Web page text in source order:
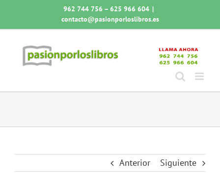
contenido
962 744 756 – 625 966 604 |
contacto@pasionporloslibros.es
Anterior Siguiente